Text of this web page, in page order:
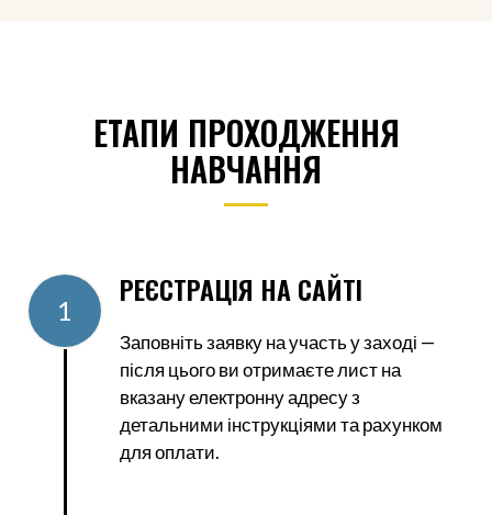
ЕТАПИ ПРОХОДЖЕННЯ
НАВЧАННЯ
1
РЕЄСТРАЦІЯ НА САЙТІ
Заповніть заявку на участь у заході —
після цього ви отримаєте лист на
вказану електронну адресу з
детальними інструкціями та рахунком
для оплати.